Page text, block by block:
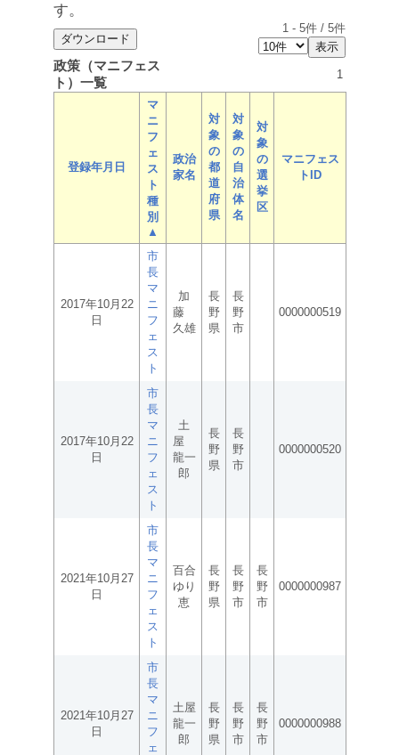
す。
1 - 5件 / 5件
政策（マニフェス
ト）一覧
1
登録年月日
マ
ニ
フ
ェ
ス
ト
種
別
▲
政治
家名
対
象
の
都
道
府
県
対
象
の
自
治
体
名
対
象
の
選
挙
区
マニフェス
トID
2017年10月22
日
市
長
マ
ニ
フ
ェ
ス
ト
加
藤
久雄
長
野
県
長
野
市
0000000519
2017年10月22
日
市
長
マ
ニ
フ
ェ
ス
ト
土
屋
龍一
郎
長
野
県
長
野
市
0000000520
2021年10月27
日
市
長
マ
ニ
フ
ェ
ス
ト
百合
ゆり
恵
長
野
県
長
野
市
長
野
市
0000000987
2021年10月27
日
市
長
マ
ニ
フ
ェ
土屋
龍一
郎
長
野
県
長
野
市
長
野
市
0000000988